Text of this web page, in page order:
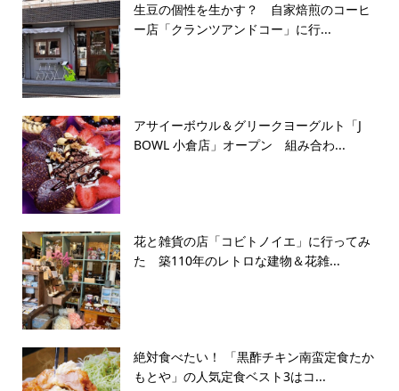
生豆の個性を生かす？ 自家焙煎のコーヒ
ー店「クランツアンドコー」に行...
アサイーボウル＆グリークヨーグルト「J
BOWL 小倉店」オープン 組み合わ...
花と雑貨の店「コビトノイエ」に行ってみ
た 築110年のレトロな建物＆花雑...
絶対食べたい！ 「黒酢チキン南蛮定食たか
もとや」の人気定食ベスト3はコ...